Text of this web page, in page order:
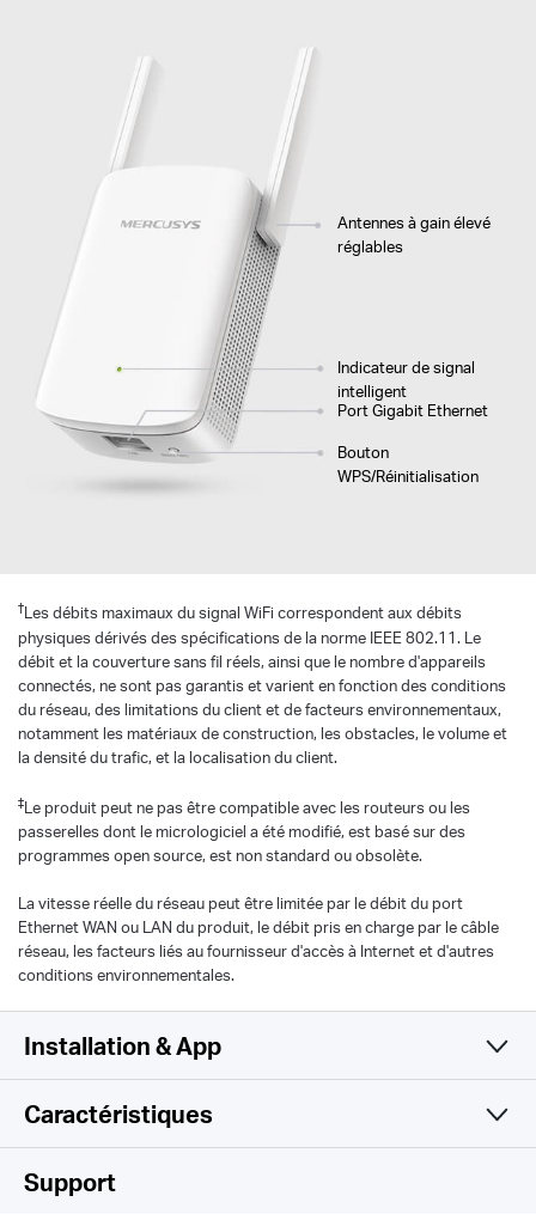
Antennes à gain élevé
réglables
Bouton
WPS/Réinitialisation
Port Gigabit Ethernet
Indicateur de signal
intelligent
†Les débits maximaux du signal WiFi correspondent aux débits
physiques dérivés des spécifications de la norme IEEE 802.11. Le
débit et la couverture sans fil réels, ainsi que le nombre d'appareils
connectés, ne sont pas garantis et varient en fonction des conditions
du réseau, des limitations du client et de facteurs environnementaux,
notamment les matériaux de construction, les obstacles, le volume et
la densité du trafic, et la localisation du client.
‡Le produit peut ne pas être compatible avec les routeurs ou les
passerelles dont le micrologiciel a été modifié, est basé sur des
programmes open source, est non standard ou obsolète.
La vitesse réelle du réseau peut être limitée par le débit du port
Ethernet WAN ou LAN du produit, le débit pris en charge par le câble
réseau, les facteurs liés au fournisseur d'accès à Internet et d'autres
conditions environnementales.
Installation & App
Simple et fonctionnel
Caractéristiques
WiFi
Support